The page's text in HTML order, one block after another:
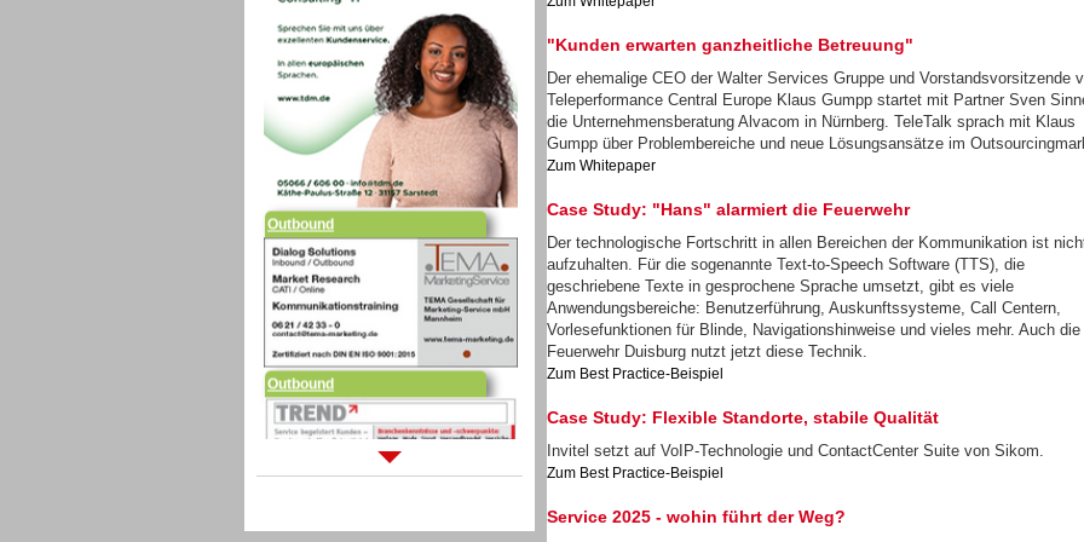
Outbound
"Kunden erwarten ganzheitliche Betreuung"
Der ehemalige CEO der Walter Services Gruppe und Vorstandsvorsitzende
Teleperformance Central Europe Klaus Gumpp startet mit Partner Sven
die Unternehmensberatung Alvacom in Nürnberg. TeleTalk sprach mit Klaus
Gumpp über Problembereiche und neue Lösungsansätze im
Zum Whitepaper
Case Study: "Hans" alarmiert die Feuerwehr
Der technologische Fortschritt in allen Bereichen der Kommunikation ist
aufzuhalten. Für die sogenannte Text-to-Speech Software (TTS), die
geschriebene Texte in gesprochene Sprache umsetzt, gibt es viele
Anwendungsbereiche: Benutzerführung, Auskunftssysteme, Call Centern,
Vorlesefunktionen für Blinde, Navigationshinweise und vieles mehr. Auch die
Feuerwehr Duisburg nutzt jetzt diese Technik.
Zum Best Practice-Beispiel
Case Study: Flexible Standorte, stabile Qualität
Invitel setzt auf VoIP-Technologie und ContactCenter Suite von Sikom.
Zum Best Practice-Beispiel
Service 2025 - wohin führt der Weg?